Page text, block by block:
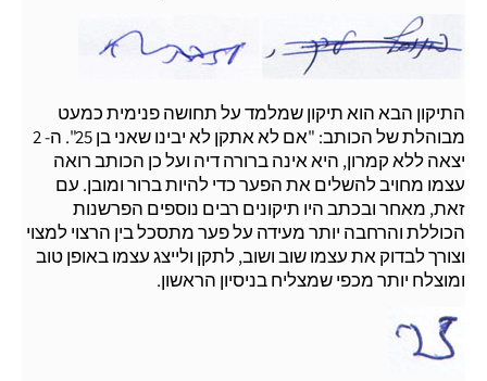
התיקון הבא הוא תיקון שמלמד על תחושה פנימית כמעט
מבוהלת של הכותב: "אם לא אתקן לא יבינו שאני בן 25". ה- 2
יצאה ללא קמרון, היא אינה ברורה דיה ועל כן הכותב רואה
עצמו מחויב להשלים את הפער כדי להיות ברור ומובן. עם
זאת, מאחר ובכתב היו תיקונים רבים נוספים הפרשנות
הכוללת והרחבה יותר מעידה על פער מתסכל בין הרצוי למצוי
וצורך לבדוק את עצמו שוב ושוב, לתקן ולייצג עצמו באופן טוב
ומוצלח יותר מכפי שמצליח בניסיון הראשון.